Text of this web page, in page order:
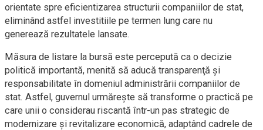
orientate spre eficientizarea structurii companiilor de stat,
eliminând astfel investitiile pe termen lung care nu
generează rezultatele lansate.
Măsura de listare la bursă este percepută ca o decizie
politică importantă, menită să aducă transparenţă şi
responsabilitate în domeniul administrării companiilor de
stat. Astfel, guvernul urmărește să transforme o practică pe
care unii o considerau riscantă într-un pas strategic de
modernizare și revitalizare economică, adaptând cadrele de